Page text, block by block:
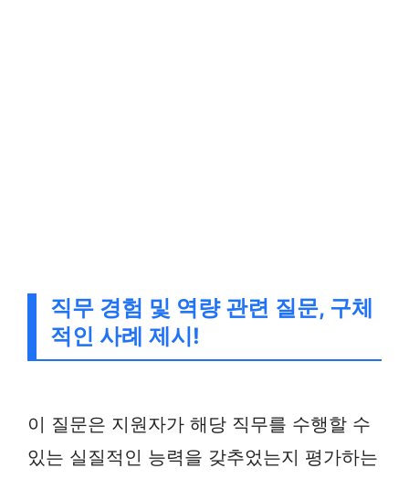
직무 경험 및 역량 관련 질문, 구체
적인 사례 제시!
이 질문은 지원자가 해당 직무를 수행할 수
있는 실질적인 능력을 갖추었는지 평가하는